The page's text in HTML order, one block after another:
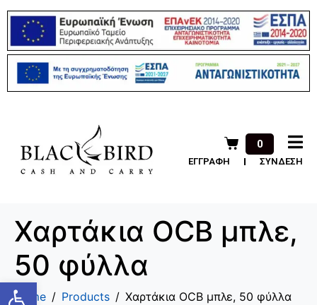
Ανοίξτε τη γραμμή εργαλείων
0
ΕΓΓΡΑΦΗ ΣΥΝΔΕΣΗ
Χαρτάκια OCB μπλε,
50 φύλλα
Home Products Χαρτάκια OCB μπλε, 50 φύλλα